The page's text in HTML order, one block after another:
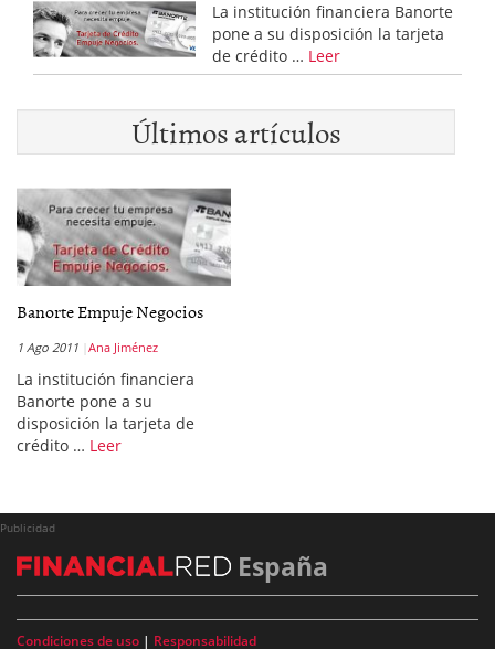
La institución financiera Banorte
pone a su disposición la tarjeta
de crédito … Leer
Últimos artículos
Banorte Empuje Negocios
1 Ago 2011 Ana Jiménez
La institución financiera
Banorte pone a su
disposición la tarjeta de
crédito … Leer
Publicidad
España
Condiciones de uso | Responsabilidad